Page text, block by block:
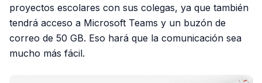
proyectos escolares con sus colegas, ya que también
tendrá acceso a Microsoft Teams y un buzón de
correo de 50 GB. Eso hará que la comunicación sea
mucho más fácil.